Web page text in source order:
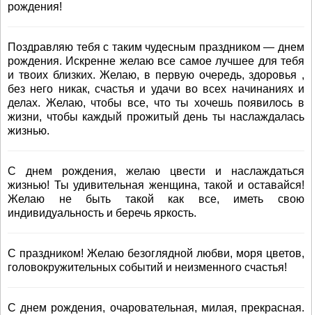
рождения!
Поздравляю тебя с таким чудесным праздником — днем
рождения. Искренне желаю все самое лучшее для тебя
и твоих близких. Желаю, в первую очередь, здоровья ,
без него никак, счастья и удачи во всех начинаниях и
делах. Желаю, чтобы все, что ты хочешь появилось в
жизни, чтобы каждый прожитый день ты наслаждалась
жизнью.
С днем рождения, желаю цвести и наслаждаться
жизнью! Ты удивительная женщина, такой и оставайся!
Желаю не быть такой как все, иметь свою
индивидуальность и беречь яркость.
С праздником! Желаю безоглядной любви, моря цветов,
головокружительных событий и неизменного счастья!
С днем рождения, очаровательная, милая, прекрасная.